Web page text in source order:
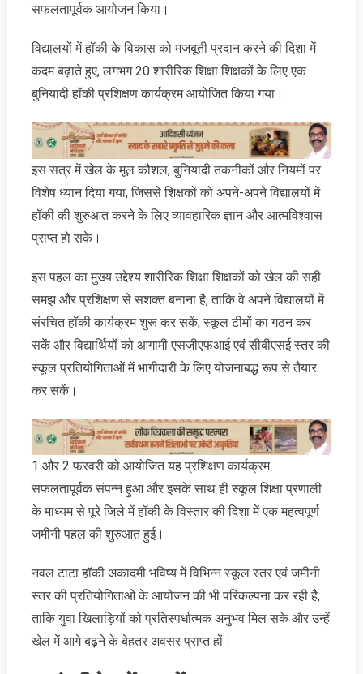
सफलतापूर्वक आयोजन किया।
विद्यालयों में हॉकी के विकास को मजबूती प्रदान करने की दिशा में
कदम बढ़ाते हुए, लगभग 20 शारीरिक शिक्षा शिक्षकों के लिए एक
बुनियादी हॉकी प्रशिक्षण कार्यक्रम आयोजित किया गया।
इस सत्र में खेल के मूल कौशल, बुनियादी तकनीकों और नियमों पर
विशेष ध्यान दिया गया, जिससे शिक्षकों को अपने-अपने विद्यालयों में
हॉकी की शुरुआत करने के लिए व्यावहारिक ज्ञान और आत्मविश्वास
प्राप्त हो सके।
इस पहल का मुख्य उद्देश्य शारीरिक शिक्षा शिक्षकों को खेल की सही
समझ और प्रशिक्षण से सशक्त बनाना है, ताकि वे अपने विद्यालयों में
संरचित हॉकी कार्यक्रम शुरू कर सकें, स्कूल टीमों का गठन कर
सकें और विद्यार्थियों को आगामी एसजीएफआई एवं सीबीएसई स्तर की
स्कूल प्रतियोगिताओं में भागीदारी के लिए योजनाबद्ध रूप से तैयार
कर सकें।
1 और 2 फरवरी को आयोजित यह प्रशिक्षण कार्यक्रम
सफलतापूर्वक संपन्न हुआ और इसके साथ ही स्कूल शिक्षा प्रणाली
के माध्यम से पूरे जिले में हॉकी के विस्तार की दिशा में एक महत्वपूर्ण
जमीनी पहल की शुरुआत हुई।
नवल टाटा हॉकी अकादमी भविष्य में विभिन्न स्कूल स्तर एवं जमीनी
स्तर की प्रतियोगिताओं के आयोजन की भी परिकल्पना कर रही है,
ताकि युवा खिलाड़ियों को प्रतिस्पर्धात्मक अनुभव मिल सके और उन्हें
खेल में आगे बढ़ने के बेहतर अवसर प्राप्त हों।